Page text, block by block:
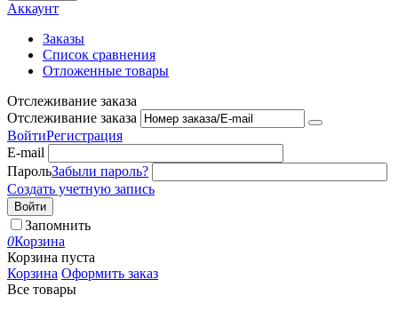
Аккаунт
Заказы
Список сравнения
Отложенные товары
Отслеживание заказа
Отслеживание заказа
ВойтиРегистрация
E-mail
ПарольЗабыли пароль?
Создать учетную запись
Войти
Запомнить
0Корзина
Корзина пуста
Корзина Оформить заказ
Все товары